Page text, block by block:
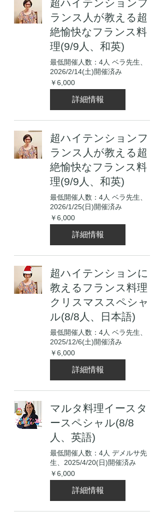
超ハイテンションフ
ランス人が教える超
絶愉快なフランス料
理(9/9人、和英)
最低開催人数：4人 ベラ先生、
2026/2/14(土)開催済み
6,000
円
￥6,000
詳細情報
超ハイテンションフ
ランス人が教える超
絶愉快なフランス料
理(9/9人、和英)
最低開催人数：4人 ベラ先生、
2026/1/25(日)開催済み
6,000
円
￥6,000
詳細情報
超ハイテンションに
教えるフランス料理
クリスマススペシャ
ル(8/8人、日本語)
最低開催人数：4人 ベラ先生、
2025/12/6(土)開催済み
6,000
円
￥6,000
詳細情報
マルタ料理イースタ
ースペシャル(8/8
人、英語)
最低開催人数：4人 デメルサ先
生、2025/4/20(日)開催済み
6,000
円
￥6,000
詳細情報